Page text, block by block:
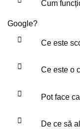
Cum
Google?
Ce este
Ce este o
Pot face
De ce să